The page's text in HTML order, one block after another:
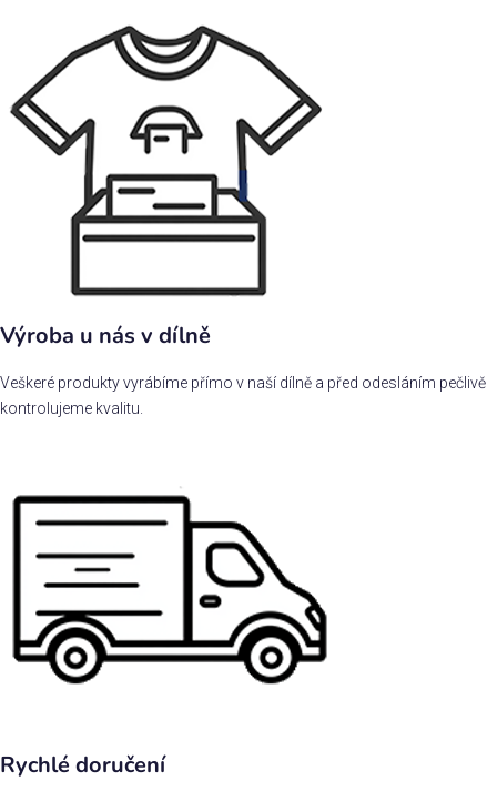
Výroba u nás v dílně
Veškeré produkty vyrábíme přímo v naší dílně a před odesláním pečlivě
kontrolujeme kvalitu.
Rychlé doručení